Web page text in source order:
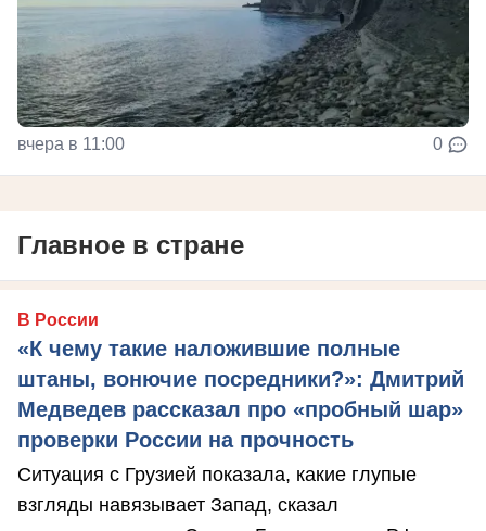
вчера в 11:00 0
Главное в стране
В России
«К чему такие наложившие полные
штаны, вонючие посредники?»: Дмитрий
Медведев рассказал про «пробный шар»
проверки России на прочность
Ситуация с Грузией показала, какие глупые
взгляды навязывает Запад, сказал